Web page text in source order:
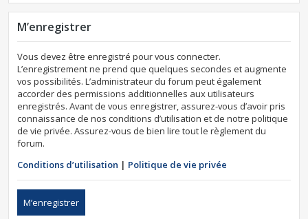
M’enregistrer
Vous devez être enregistré pour vous connecter.
L’enregistrement ne prend que quelques secondes et augmente
vos possibilités. L’administrateur du forum peut également
accorder des permissions additionnelles aux utilisateurs
enregistrés. Avant de vous enregistrer, assurez-vous d’avoir pris
connaissance de nos conditions d’utilisation et de notre politique
de vie privée. Assurez-vous de bien lire tout le règlement du
forum.
Conditions d’utilisation | Politique de vie privée
M’enregistrer